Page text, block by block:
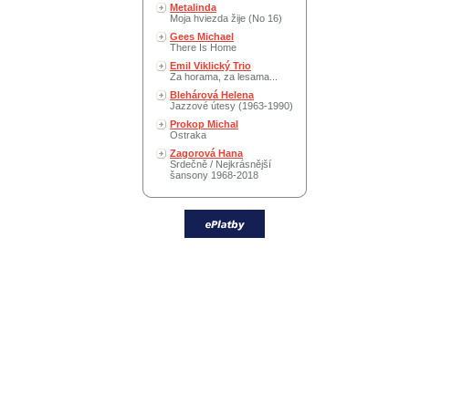
Metalinda
Moja hviezda žije (No 16)
Gees Michael
There Is Home
Emil Viklický Trio
Za horama, za lesama...
Blehárová Helena
Jazzové útesy (1963-1990)
Prokop Michal
Ostraka
Zagorová Hana
Srdečně / Nejkrásnější
šansony 1968-2018